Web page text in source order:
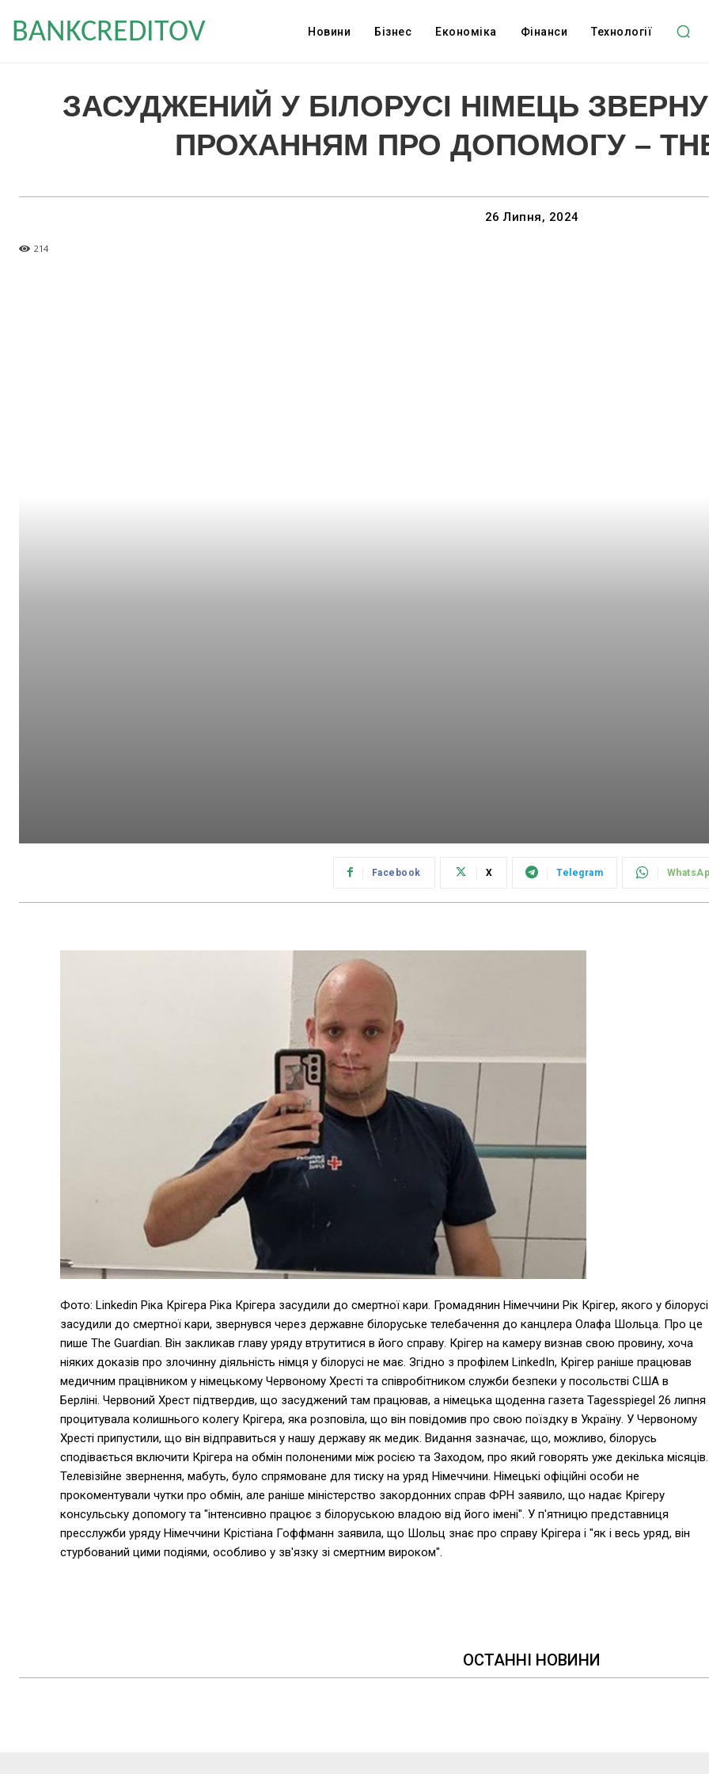
BANKCREDITOV Новини Бізнес Економіка Фінанси Технології
ЗАСУДЖЕНИЙ У БІЛОРУСІ НІМЕЦЬ
ПРОХАННЯМ ПРО ДОПОМОГУ – THE
26 Липня, 2024
214
Facebook X Telegram
Фото: Linkedin Ріка Крігера Ріка Крігера засудили до смертної кари. Громадянин Німеччини Рік Крігер, якого у білорусі
засудили до смертної кари, звернувся через державне білоруське телебачення до канцлера Олафа Шольца. Про це
пише The Guardian. Він закликав главу уряду втрутитися в його справу. Крігер на камеру визнав свою провину, хоча
ніяких доказів про злочинну діяльність німця у білорусі не має. Згідно з профілем LinkedIn, Крігер раніше працював
медичним працівником у німецькому Червоному Хресті та співробітником служби безпеки у посольстві США в
Берліні. Червоний Хрест підтвердив, що засуджений там працював, а німецька щоденна газета Tagesspiegel 26 липня
процитувала колишнього колегу Крігера, яка розповіла, що він повідомив про свою поїздку в Україну. У Червоному
Хресті припустили, що він відправиться у нашу державу як медик. Видання зазначає, що, можливо, білорусь
сподівається включити Крігера на обмін полоненими між росією та Заходом, про який говорять уже декілька місяців.
Телевізійне звернення, мабуть, було спрямоване для тиску на уряд Німеччини. Німецькі офіційні особи не
прокоментували чутки про обмін, але раніше міністерство закордонних справ ФРН заявило, що надає Крігеру
консульську допомогу та "інтенсивно працює з білоруською владою від його імені". У п'ятницю представниця
пресслужби уряду Німеччини Крістіана Гоффманн заявила, що Шольц знає про справу Крігера і "як і весь уряд, він
стурбований цими подіями, особливо у зв'язку зі смертним вироком".
ОСТАННІ НОВИНИ